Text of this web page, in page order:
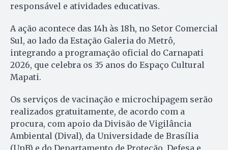
responsável e atividades educativas.
A ação acontece das 14h às 18h, no Setor Comercial
Sul, ao lado da Estação Galeria do Metrô,
integrando a programação oficial do Carnapati
2026, que celebra os 35 anos do Espaço Cultural
Mapati.
Os serviços de vacinação e microchipagem serão
realizados gratuitamente, de acordo com a
procura, com apoio da Divisão de Vigilância
Ambiental (Dival), da Universidade de Brasília